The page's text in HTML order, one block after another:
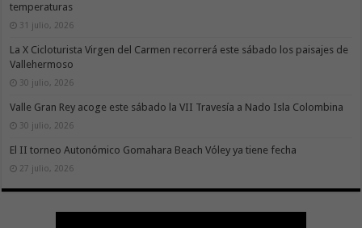
temperaturas
31 julio, 2026
La X Cicloturista Virgen del Carmen recorrerá este sábado los paisajes de
Vallehermoso
30 julio, 2026
Valle Gran Rey acoge este sábado la VII Travesía a Nado Isla Colombina
30 julio, 2026
El II torneo Autonómico Gomahara Beach Vóley ya tiene fecha
27 julio, 2026